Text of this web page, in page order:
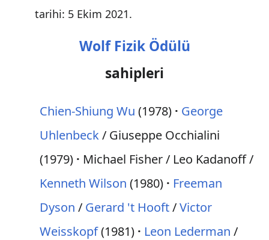
tarihi: 5 Ekim 2021.
Wolf Fizik Ödülü
sahipleri
Chien-Shiung Wu (1978)
George
Uhlenbeck/ Giuseppe Occhialini
(1979)
Michael Fisher / Leo Kadanoff /
Kenneth Wilson (1980)
Freeman
Dyson / Gerard 't Hooft/Victor
Weisskopf(1981) Leon Lederman /